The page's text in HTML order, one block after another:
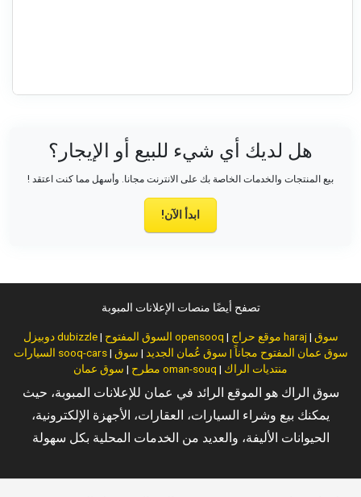
هل لديك أي شيء للبيع أو الإيجار؟
بيع المنتجات والخدمات الخاصة بك على الانترنت مجانا. وأسهل مما كنت اعتقد !
ابدأ الآن!
تصفح أيضًا منصات الإعلانات المبوبة
دوبيزل dubizzle| السوق المفتوح opensooq | موقع حراج haraj| سوق
السيارات sooq-cars| سوق عمان المفتوح مجاناً | سوق عُمان الجديد | سوق
مطرح | سوق عمان oman-souq | منتديات الراك
سوق الراك هو الموقع الرائد في عمان للإعلانات المبوبة، حيث
يمكنك بيع وشراء السيارات، العقارات، الأجهزة الإلكترونية،
الحيوانات الأليفة، والعديد من الخدمات المحلية بكل سهولة